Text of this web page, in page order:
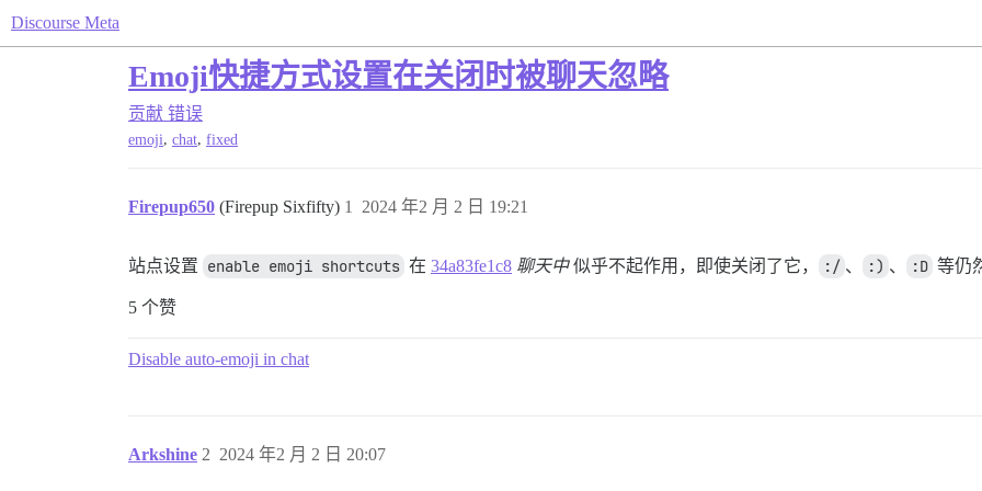
Discourse Meta
Emoji快捷方式设置在关闭时被聊天忽略
贡献 错误
emoji, chat, fixed
Firepup650 (Firepup Sixfifty) 2024 年2 月 2 日 19:21
1
站点设置 enable emoji shortcuts 在 34a83fe1c8 聊天中似乎不起作用，即使关闭了它， :/ 、 :) 、 :D 等仍
5 个赞
Disable auto-emoji in chat
Arkshine 2024 年2 月 2 日 20:07
2